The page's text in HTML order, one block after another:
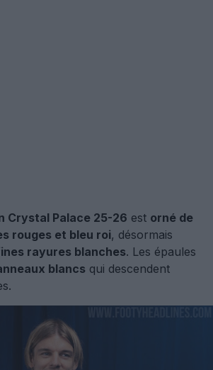
Crystal Palace 25-26 est orné de
rouges et bleu roi, désormais
rayures blanches. Les épaules
blancs qui descendent